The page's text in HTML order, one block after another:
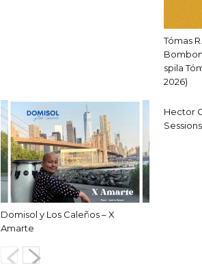
Tómas
spila
2026)
Domisol y Los Caleños – X
Amarte
Hector